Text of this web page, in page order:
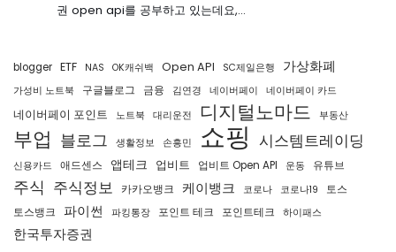
권 open api를 공부하고 있는데요,…
blogger ETF NAS OK캐쉬백 Open API SC제일은행 가상화폐
가성비 노트북 구글블로그 금융 김연경 네이버페이 네이버페이 카드
네이버페이 포인트 노트북 대리운전 디지털노마드 부동산
부업 블로그 생활정보 손흥민 쇼핑 시스템트레이딩
신용카드 애드센스 앱테크 업비트 업비트 Open API 운동 유튜브
주식 주식정보 카카오뱅크 케이뱅크 코로나 코로나19
토스
토스뱅크
파이썬 파킹통장 포인트 테크 포인트테크 하이패스
한국투자증권